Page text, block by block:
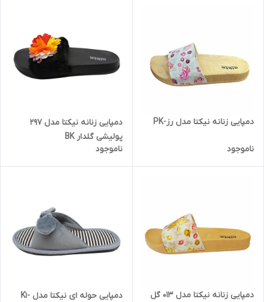
دمپایی زنانه نیکتا مدل رز-PK
ناموجود
دمپایی زنانه نیکتا مدل 297
پولیشی گلدار BK
ناموجود
دمپایی زنانه نیکتا مدل 013 گل
دمپایی حوله ای نیکتا مدل K1-